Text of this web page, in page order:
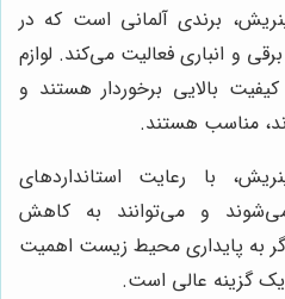
برندی آلمانی است که در
و انباری فعالیت می‌کند. لوازم
بالایی برخوردار هستند و
مناسب هستند.
با رعایت استانداردهای
و می‌توانند به کاهش
به پایداری محیط زیست اهمیت
گزینه عالی است.